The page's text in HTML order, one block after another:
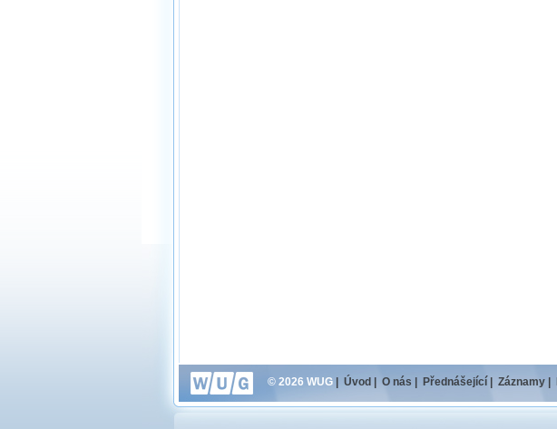
© 2026 WUG Úvod O nás Přednášející Záznamy